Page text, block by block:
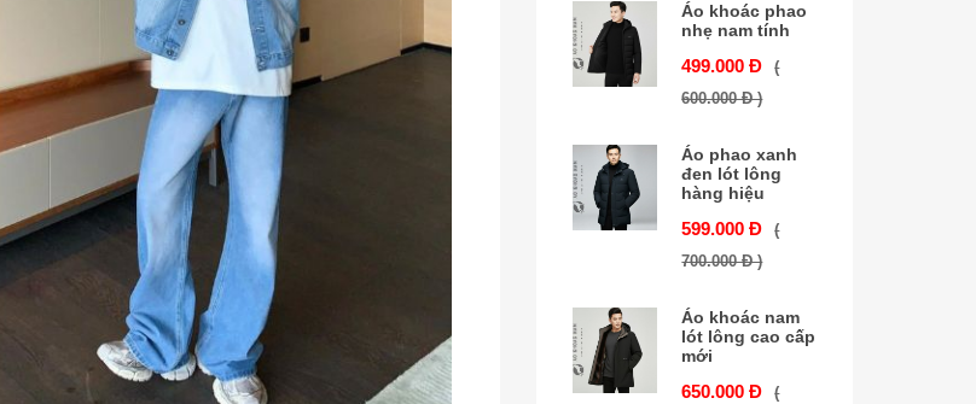
Áo khoác phao
nhẹ nam tính
499.000 Đ
(
600.000 Đ )
Áo phao xanh
đen lót lông
hàng hiệu
599.000 Đ
(
700.000 Đ )
Áo khoác nam
lót lông cao cấp
mới
650.000 Đ
(